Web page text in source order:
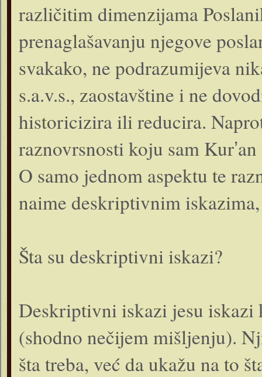
različitim dimenzijama
prenaglašavanju njegove
svakako, ne podrazumijeva
s.a.v.s., zaostavštine i ne
historicizira ili reducira.
raznovrsnosti koju sam
O samo jednom aspektu te
naime deskriptivnim
Šta su deskriptivni iskazi?
Deskriptivni iskazi jesu iskazi
(shodno nečijem mišljenju).
šta treba, već da ukažu na to